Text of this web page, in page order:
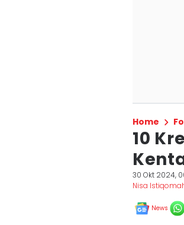
Home
10
30 Okt 2024,
Nisa
News